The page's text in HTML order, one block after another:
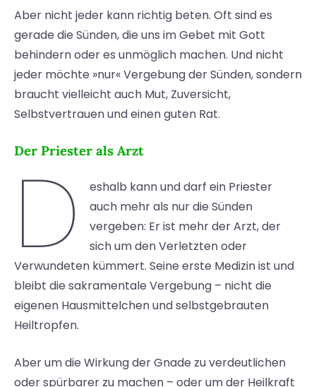
Aber nicht jeder kann richtig beten. Oft sind es
gerade die Sünden, die uns im Gebet mit Gott
behindern oder es unmöglich machen. Und nicht
jeder möchte »nur« Vergebung der Sünden, sondern
braucht vielleicht auch Mut, Zuversicht,
Selbstvertrauen und einen guten Rat.
Der Priester als Arzt
D
eshalb kann und darf ein Priester
auch mehr als nur die Sünden
vergeben: Er ist mehr der Arzt, der
sich um den Verletzten oder
Verwundeten kümmert. Seine erste Medizin ist und
bleibt die sakramentale Vergebung – nicht die
eigenen Hausmittelchen und selbstgebrauten
Heiltropfen.
Aber um die Wirkung der Gnade zu verdeutlichen
oder spürbarer zu machen – oder um der Heilkraft